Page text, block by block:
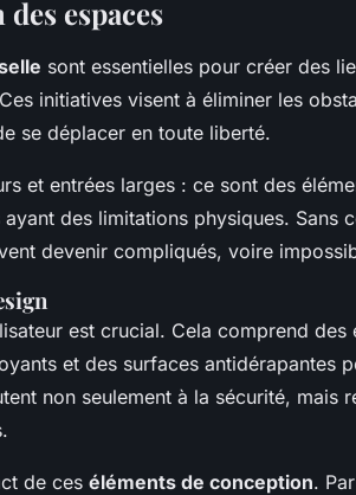
espaces
sont essentielles pour créer des
initiatives visent à éliminer les
se déplacer en toute liberté.
et entrées larges : ce sont des
des limitations physiques. Sans
devenir compliqués, voire
est crucial. Cela comprend des
et des surfaces antidérapantes
non seulement à la sécurité, mais
de ces éléments de conception.